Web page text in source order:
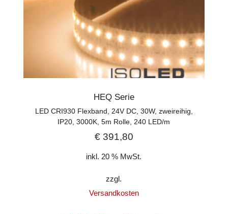
HEQ Serie
LED CRI930 Flexband, 24V DC, 30W, zweireihig,
IP20, 3000K, 5m Rolle, 240 LED/m
€391,80
inkl. 20 % MwSt.
zzgl.
Versandkosten